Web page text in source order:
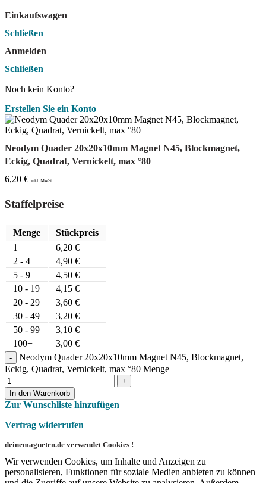
Einkaufswagen
Schließen
Anmelden
Schließen
Noch kein Konto?
Erstellen Sie ein Konto
Neodym Quader 20x20x10mm Magnet N45, Blockmagnet,
Eckig, Quadrat, Vernickelt, max °80
6,20 € inkl. MwSt.
Staffelpreise
Menge
Stückpreis
1
6,20 €
2 - 4
4,90 €
5 - 9
4,50 €
10 - 19
4,15 €
20 - 29
3,60 €
30 - 49
3,20 €
50 - 99
3,10 €
100+
3,00 €
Neodym Quader 20x20x10mm Magnet N45, Blockmagnet,
Eckig, Quadrat, Vernickelt, max °80 Menge
In den Warenkorb
Zur Wunschliste hinzufügen
Vertrag widerrufen
deinemagneten.de verwendet Cookies !
Wir verwenden Cookies, um Inhalte und Anzeigen zu
personalisieren, Funktionen für soziale Medien anbieten zu können